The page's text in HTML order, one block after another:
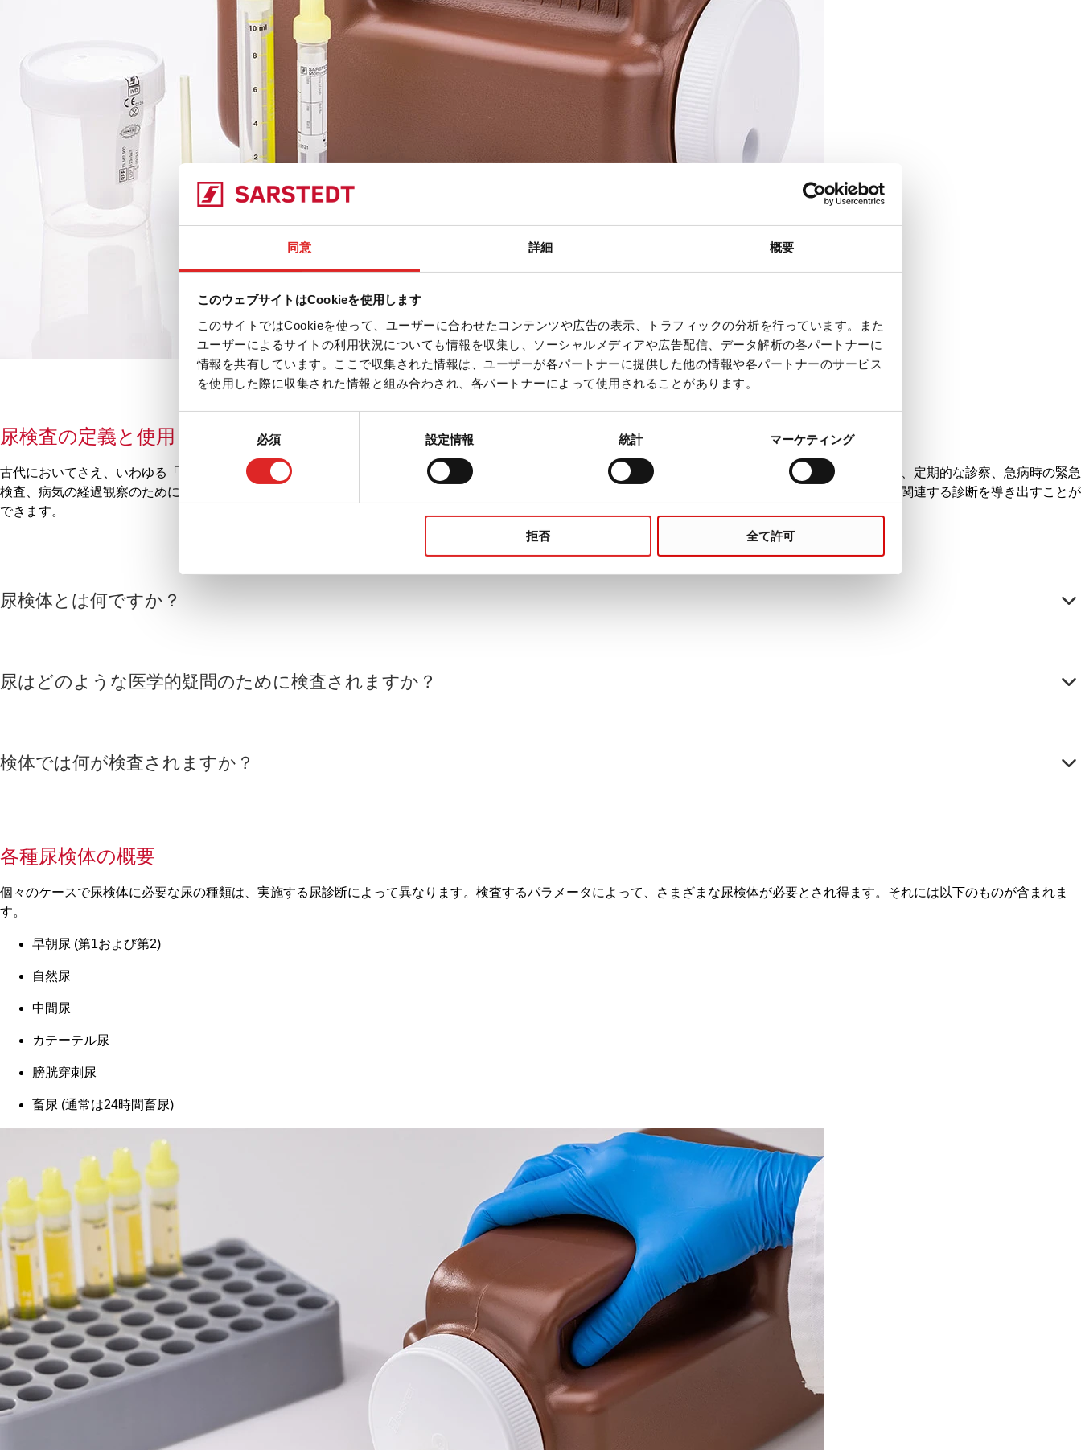
同意 詳細 概要
このウェブサイトはCookieを使用します
このサイトではCookieを使って、ユーザーに合わせたコンテンツや広告の表示、トラフィックの分析を行っています。また
ユーザーによるサイトの利用状況についても情報を収集し、ソーシャルメディアや広告配信、データ解析の各パートナーに
情報を共有しています。ここで収集された情報は、ユーザーが各パートナーに提供した他の情報や各パートナーのサービス
を使用した際に収集された情報と組み合わされ、各パートナーによって使用されることがあります。
択
必須 設定情報 統計 マーケティング
拒否 全て許可
尿検査の定義と使用
古代においてさえ、いわゆる「尿検査」は不調や病気を早期に発見するための方法として定評がありました。尿検体は、今日でも尿診断の基礎となっており、定期的な診察、急病時の緊急
検査、病気の経過観察のために必要に応じて採取されます。最新技術のおかげで、尿診断では今日、信頼性の高い測定結果を迅速に得ることができ、治療に関連する診断を導き出すことが
できます。
尿検体とは何ですか？
尿はどのような医学的疑問のために検査されますか？
検体では何が検査されますか？
各種尿検体の概要
個々のケースで尿検体に必要な尿の種類は、実施する尿診断によって異なります。検査するパラメータによって、さまざまな尿検体が必要とされ得ます。それには以下のものが含まれま
す。
早朝尿 (第1および第2)
自然尿
中間尿
カテーテル尿
膀胱穿刺尿
畜尿 (通常は24時間畜尿)